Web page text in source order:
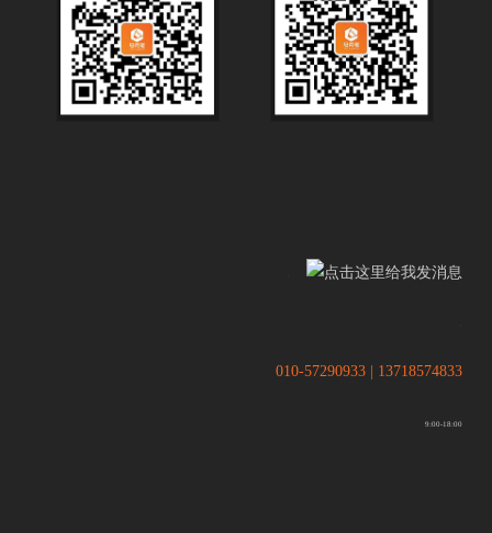
010-57290933 | 13718574833
9:00-18:00